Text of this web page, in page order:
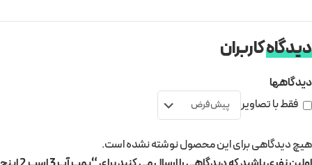
دیدگاهکاربران
دیدگاهها
فقط با تصاویر
هیچ دیدگاهی برای این محصول نوشته نشده است.